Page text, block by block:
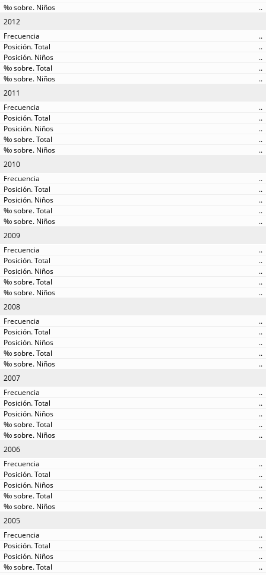
..
2012
..
..
..
..
..
2011
..
..
..
..
..
2010
..
..
..
..
..
2009
..
..
..
..
..
2008
..
..
..
..
..
2007
..
..
..
..
..
2006
..
..
..
..
..
2005
..
..
..
..